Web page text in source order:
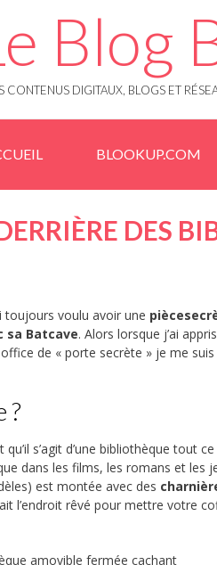
Blog
CONTENUS DIGITAUX, BLOGS ET
BLOOKUP.COM
DES
toujours voulu avoir une
sa Batcave. Alors lorsque j’ai
de « porte secrète » je me
?
s’agit d’une bibliothèque tout
dans les films, les romans et les
est montée avec des
l’endroit rêvé pour mettre votre